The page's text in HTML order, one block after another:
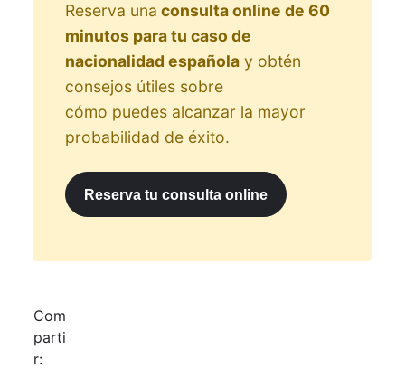
Reserva una consulta online de 60
minutos para tu caso de
nacionalidad españolay obtén
consejos útiles sobre
cómo puedes alcanzar la mayor
probabilidad de éxito.
Reserva tu consulta online
Com
parti
r: